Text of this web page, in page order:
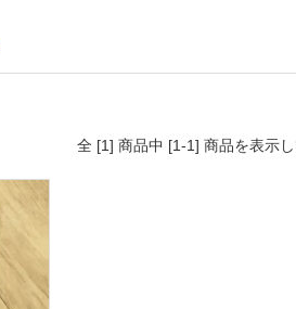
全 [1] 商品中 [1-1] 商品を表示